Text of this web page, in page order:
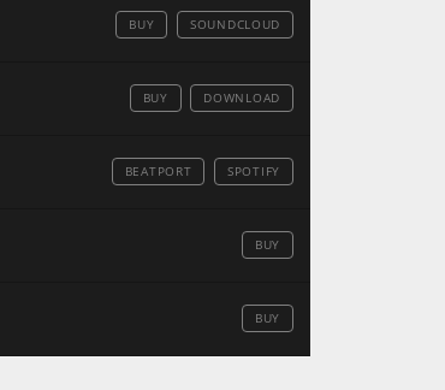
BUY SOUNDCLOUD
BUY DOWNLOAD
BEATPORT SPOTIFY
BUY
BUY